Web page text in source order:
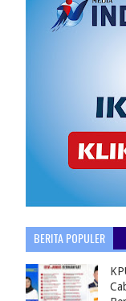
BERITA POPULER